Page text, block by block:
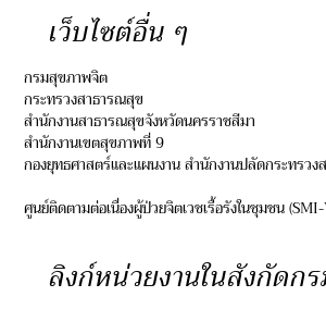
เว็บไซต์อื่น ๆ
กรมสุขภาพจิต
กระทรวงสาธารณสุข
สำนักงานสาธารณสุขจังหวัดนครราชสีมา
สำนักงานเขตสุขภาพที่ 9
กองยุทธศาสตร์และแผนงาน สำนักงานปลัดกระทรวง
ศูนย์ติดตามต่อเนื่องผู้ป่วยจิตเวชเรื้อรังในชุมชน
ลิงก์หน่วยงานในสังกัดก